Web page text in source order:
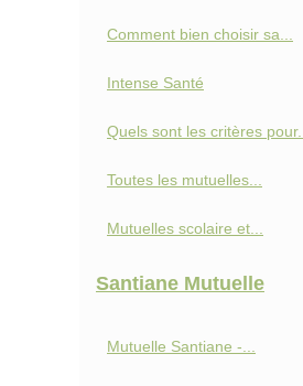
Comment bien choisir sa...
Intense Santé
Quels sont les critères pour...
Toutes les mutuelles...
Mutuelles scolaire et...
Santiane Mutuelle
Mutuelle Santiane -...